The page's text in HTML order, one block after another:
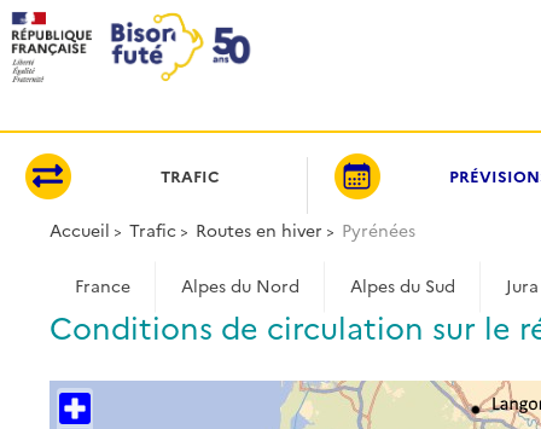
TRAFIC
Accueil Trafic Routes en hiver Pyrénées
France Alpes du Nord Alpes du Sud Jura
Conditions de circulation sur le
+
Panneau de gestion des cookies